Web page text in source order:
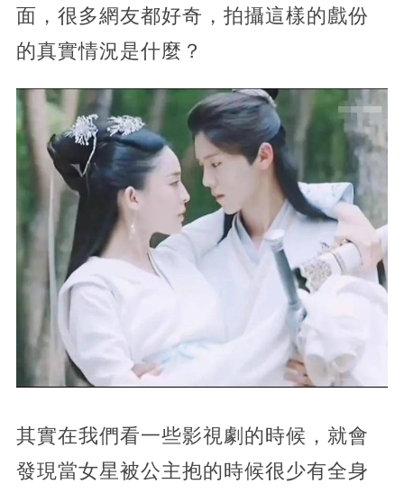
面，很多網友都好奇，拍攝這樣的戲份
的真實情況是什麼？
其實在我們看一些影視劇的時候，就會
發現當女星被公主抱的時候很少有全身